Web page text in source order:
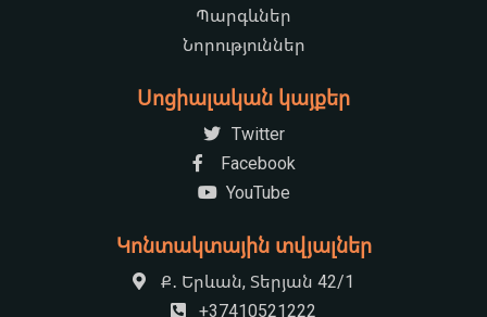
Պարգևներ
Նորություններ
Սոցիալական կայքեր
Twitter
Facebook
YouTube
Կոնտակտային տվյալներ
Ք․ Երևան, Տերյան 42/1
+37410521222